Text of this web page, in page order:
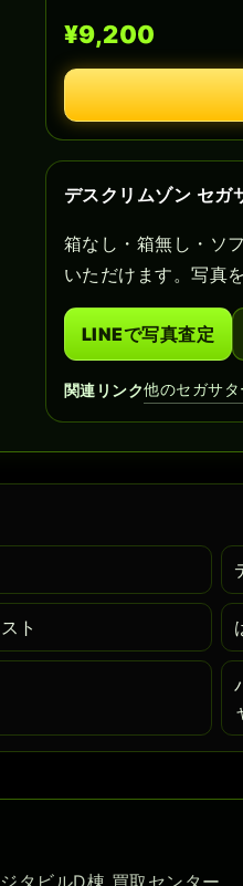
¥9,200
デスクリムゾン セガ
箱なし・箱無し・ソ
いただけます。写真
LINEで写真査定
関連リンク他のセガサ
ト
タビルD棟 買取センター